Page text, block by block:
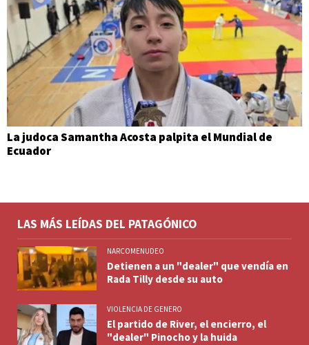
La judoca Samantha Acosta palpita el Mundial de
Ecuador
LAS MÁS LEÍDAS DEL PATAGÓNICO
NARCOMENUDEO
Detienen a un "dealer" que vendía en
Rada Tilly desde su auto
VIOLENCIA DE GENERO
El partido de River, el encierro, el
"dealer" Pinocho y la huida